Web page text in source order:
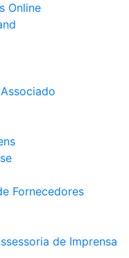
Online
Fornecedores
de Imprensa